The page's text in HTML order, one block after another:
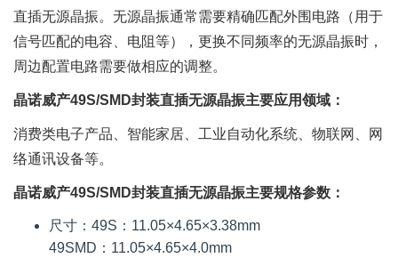
直插无源晶振。无源晶振通常需要精确匹配外围电路（用于
信号匹配的电容、电阻等），更换不同频率的无源晶振时，
周边配置电路需要做相应的调整。
晶诺威产49S/SMD封装直插无源晶振主要应用领域：
消费类电子产品、智能家居、工业自动化系统、物联网、网
络通讯设备等。
晶诺威产49S/SMD封装直插无源晶振主要规格参数：
尺寸：49S：11.05×4.65×3.38mm
49SMD：11.05×4.65×4.0mm